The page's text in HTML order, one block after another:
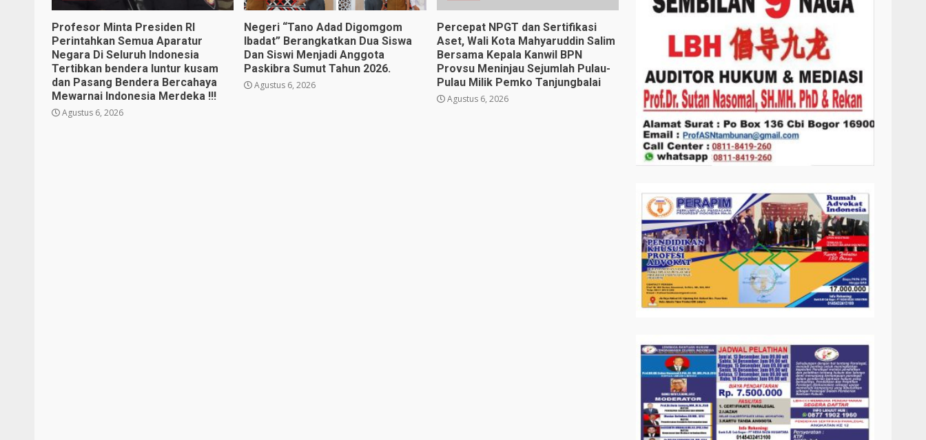
Profesor Minta Presiden RI
Perintahkan Semua Aparatur
Negara Di Seluruh Indonesia
Tertibkan bendera luntur kusam
dan Pasang Bendera Bercahaya
Mewarnai Indonesia Merdeka !!!
Agustus 6, 2026
Negeri “Tano Adad Digomgom
Ibadat” Berangkatkan Dua Siswa
Dan Siswi Menjadi Anggota
Paskibra Sumut Tahun 2026.
Agustus 6, 2026
Percepat NPGT dan Sertifikasi
Aset, Wali Kota Mahyaruddin Salim
Bersama Kepala Kanwil BPN
Provsu Meninjau Sejumlah Pulau-
Pulau Milik Pemko Tanjungbalai
Agustus 6, 2026